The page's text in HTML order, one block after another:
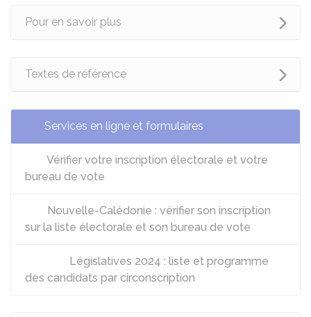
Pour en savoir plus
Textes de référence
Services en ligne et formulaires
Vérifier votre inscription électorale et votre
bureau de vote
Nouvelle-Calédonie : vérifier son inscription
sur la liste électorale et son bureau de vote
Législatives 2024 : liste et programme
des candidats par circonscription